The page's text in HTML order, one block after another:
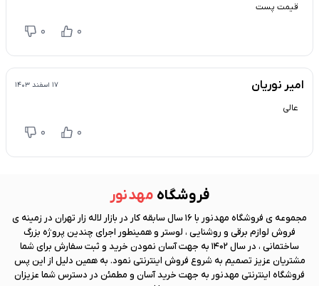
قیمت پست
0
0
امیر نوریان ۱۷ اسفند ۱۴۰۳
عالی
0
0
فروشگاه مهد نور
مجموعه ی فروشگاه مهد نور
با 16 سال سابقه کار در بازار لاله زار تهران در زمینه ی
فروش لوازم برقی و روشنایی ، لوستر و همینطور اجرای چندین پروژه بزرگ
ساختمانی ، در سال 1402 به جهت آسان نمودن خرید و ثبت سفارش برای شما
مشتریان عزیز تصمیم به شروع فروش اینترنتی نمود. به همین دلیل از این پس
فروشگاه اینترنتی مهد نور به جهت خرید آسان و مطمئن در دسترس شما عزیزان